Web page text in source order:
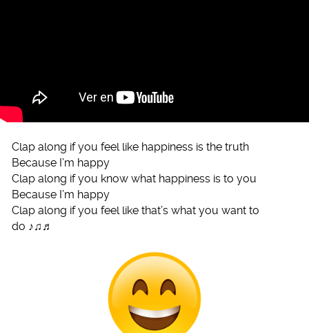
Clap along if you feel like happiness is the truth
Because I’m happy
Clap along if you know what happiness is to you
Because I’m happy
Clap along if you feel like that’s what you want to
do ♪♫♬